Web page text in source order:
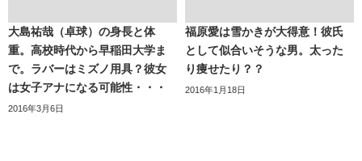
大島祐哉（卓球）の身長と体
重。高校時代から早稲田大学ま
で。ラバーはミズノ用具？彼女
は女子アナになる可能性・・・
2016年3月6日
福原愛は雪かきが大得意！彼氏
として似合いそうな男。太った
り痩せたり？？
2016年1月18日